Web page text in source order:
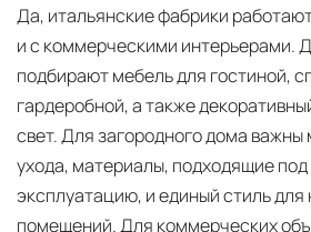
Да, итальянские фабрики
и с коммерческими интерьерами.
подбирают мебель для гостиной,
гардеробной, а также
свет. Для загородного дома
ухода, материалы, подходящие
эксплуатацию, и единый стиль для
помещений. Для коммерческих